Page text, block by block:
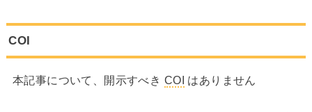
COI
本記事について、開示すべき COI はありません